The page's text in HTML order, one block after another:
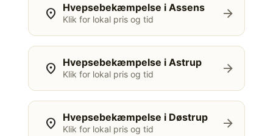
location_on Hvepsebekæmpelse i Assens
Klik for lokal pris og tid arrow_forward
location_on Hvepsebekæmpelse i Astrup
Klik for lokal pris og tid arrow_forward
location_on Hvepsebekæmpelse i Døstrup
Klik for lokal pris og tid arrow_forward